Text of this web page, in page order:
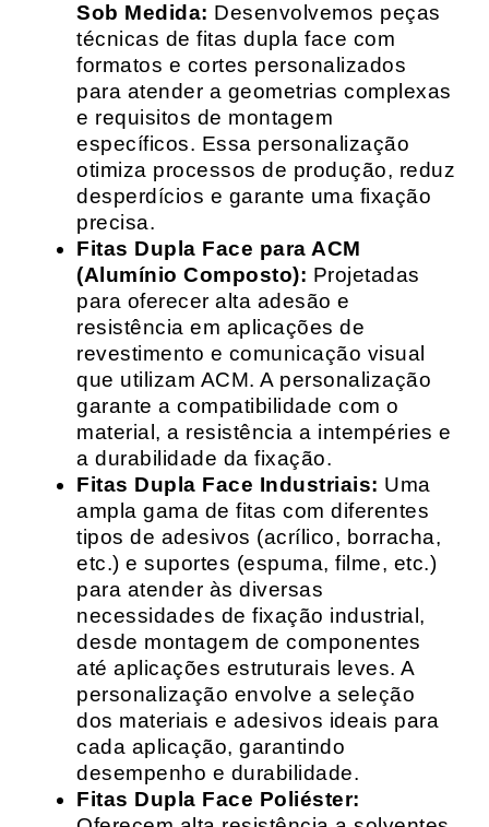
Sob Medida: Desenvolvemos peças
técnicas de fitas dupla face com
formatos e cortes personalizados
para atender a geometrias complexas
e requisitos de montagem
específicos. Essa personalização
otimiza processos de produção, reduz
desperdícios e garante uma fixação
precisa.
Fitas Dupla Face para ACM
(Alumínio Composto): Projetadas
para oferecer alta adesão e
resistência em aplicações de
revestimento e comunicação visual
que utilizam ACM. A personalização
garante a compatibilidade com o
material, a resistência a intempéries e
a durabilidade da fixação.
Fitas Dupla Face Industriais: Uma
ampla gama de fitas com diferentes
tipos de adesivos (acrílico, borracha,
etc.) e suportes (espuma, filme, etc.)
para atender às diversas
necessidades de fixação industrial,
desde montagem de componentes
até aplicações estruturais leves. A
personalização envolve a seleção
dos materiais e adesivos ideais para
cada aplicação, garantindo
desempenho e durabilidade.
Fitas Dupla Face Poliéster: